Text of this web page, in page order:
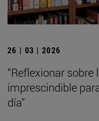
26 | 03 | 2026
“Reflexionar sobre
imprescindible
día”